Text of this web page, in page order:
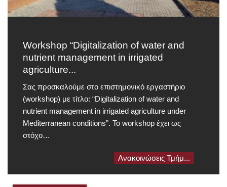
Workshop “Digitalization of water and
nutrient management in irrigated
agriculture...
Σας προσκαλούμε στο επιστημονικό εργαστήριο
(workshop) με τίτλο: “Digitalization of water and
nutrient management in irrigated agriculture under
Mediterranean conditions”. Το workshop έχει ως
στόχο…
Ανακοινώσεις Τμήμ...